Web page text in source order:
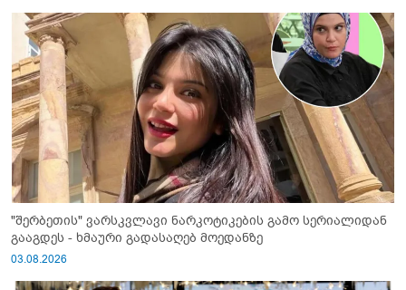
"შერბეთის" ვარსკვლავი ნარკოტიკების გამო სერიალიდან
გააგდეს - ხმაური გადასაღებ მოედანზე
03.08.2026